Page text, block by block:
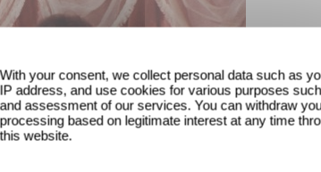
With your consent, we collect personal data such as
IP address, and use cookies for various purposes
and assessment of our services. You can withdraw
processing based on legitimate interest at any time
this website.